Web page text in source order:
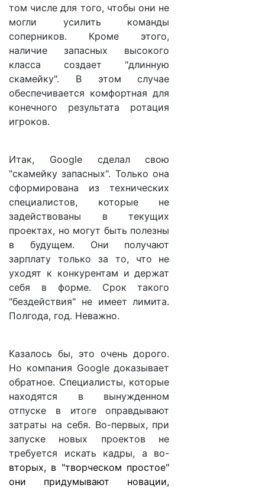
том числе для того, чтобы они не
могли усилить команды
соперников. Кроме этого,
наличие запасных высокого
класса создает "длинную
скамейку". В этом случае
обеспечивается комфортная для
конечного результата ротация
игроков.
Итак, Google сделал свою
"скамейку запасных". Только она
сформирована из технических
специалистов, которые не
задействованы в текущих
проектах, но могут быть полезны
в будущем. Они получают
зарплату только за то, что не
уходят к конкурентам и держат
себя в форме. Срок такого
"бездействия" не имеет лимита.
Полгода, год. Неважно.
Казалось бы, это очень дорого.
Но компания Google доказывает
обратное. Специалисты, которые
находятся в вынужденном
отпуске в итоге оправдывают
затраты на себя. Во-первых, при
запуске новых проектов не
требуется искать кадры, а во-
вторых, в "творческом простое"
они придумывают новации,